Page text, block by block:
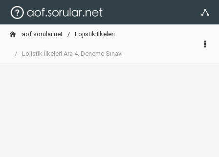
aof.sorular.net Lojistik İlkeleri
Lojistik İlkeleri Ara 4. Deneme Sınavı